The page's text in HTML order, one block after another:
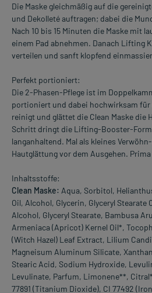
Die Maske gleichmäßig auf die
und Dekolleté auftragen; dabei die
Nach 10 bis 15 Minuten die Maske mit
einem Pad abnehmen. Danach Lifting
verteilen und sanft klopfend
Perfekt portioniert:
Die 2-Phasen-Pflege ist im
portioniert und dabei hochwirksam für
reinigt und glättet die Clean Maske die
Schritt dringt die Lifting-Booster-
langanhaltend. Mal als kleines
Hautglättung vor dem Ausgehen.
Inhaltsstoffe:
Clean Maske: Aqua, Sorbitol,
Oil, Alcohol, Glycerin, Glyceryl Stearate
Alcohol, Glyceryl Stearate, Bambusa
Armeniaca (Apricot) Kernel Oil*,
(Witch Hazel) Leaf Extract, Lilium
Magneisum Aluminum Silicate,
Stearic Acid, Sodium Hydroxide,
Levulinate, Parfum, Limonene**,
77891 (Titanium Dioxide), CI 77492